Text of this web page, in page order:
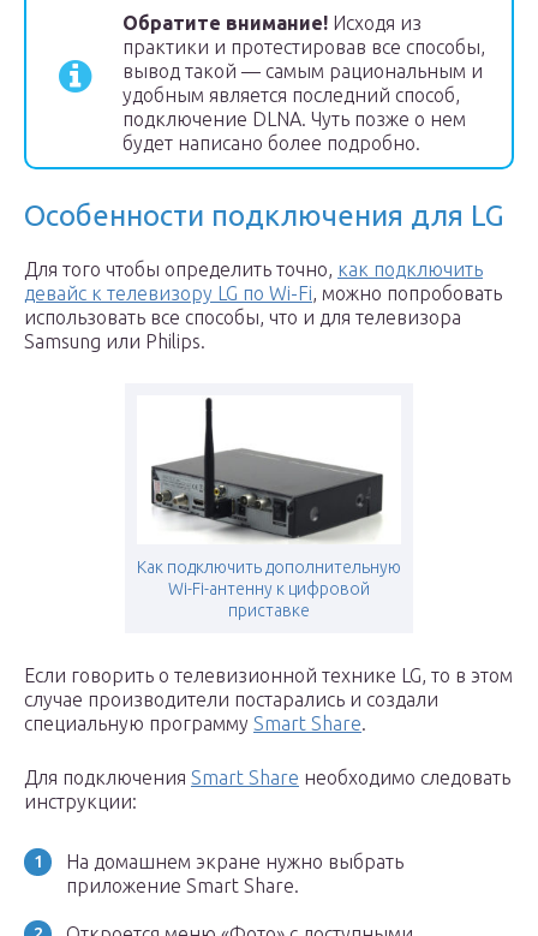
Обратите внимание! Исходя из
практики и протестировав все способы,
вывод такой — самым рациональным и
удобным является последний способ,
подключение DLNA. Чуть позже о нем
будет написано более подробно.
Особенности подключения для LG
Для того чтобы определить точно, как подключить
девайс к телевизору LG по Wi-Fi, можно попробовать
использовать все способы, что и для телевизора
Samsung или Philips.
Как подключить дополнительную
Wi-Fi-антенну к цифровой
приставке
Если говорить о телевизионной технике LG, то в этом
случае производители постарались и создали
специальную программу Smart Share.
Для подключения Smart Share необходимо следовать
инструкции:
На домашнем экране нужно выбрать
приложение Smart Share.